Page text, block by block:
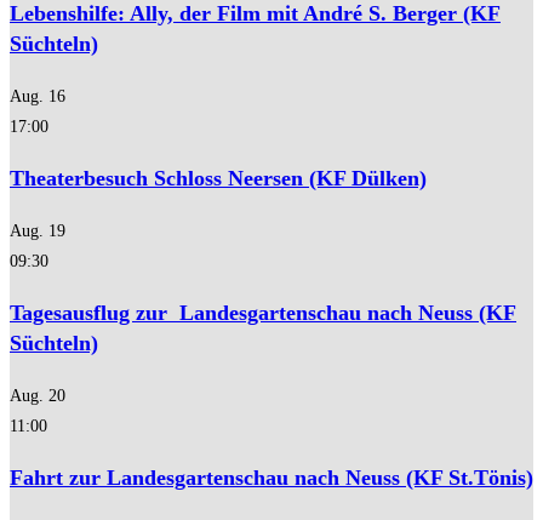
Lebenshilfe: Ally, der Film mit André S. Berger (KF
Süchteln)
Aug. 16
17:00
Theaterbesuch Schloss Neersen (KF Dülken)
Aug. 19
09:30
Tagesausflug zur Landesgartenschau nach Neuss (KF
Süchteln)
Aug. 20
11:00
Fahrt zur Landesgartenschau nach Neuss (KF St.Tönis)